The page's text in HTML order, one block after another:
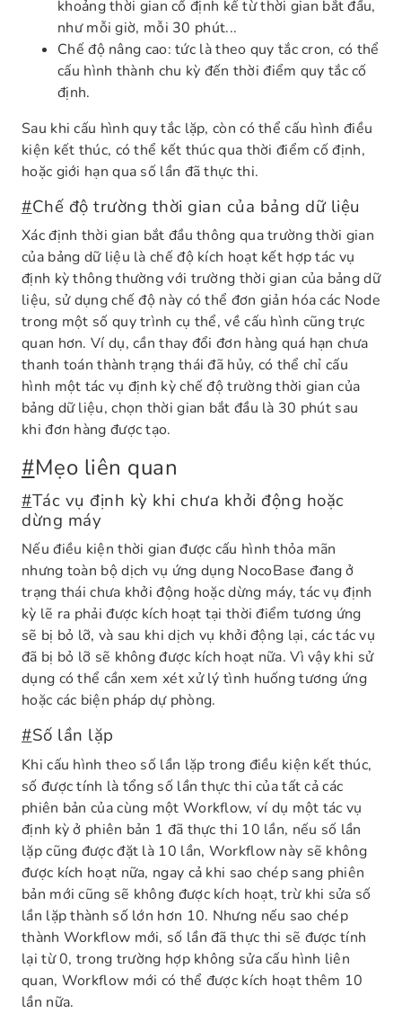
khoảng thời gian cố định kể từ thời gian bắt đầu,
như mỗi giờ, mỗi 30 phút...
Chế độ nâng cao: tức là theo quy tắc cron, có thể
cấu hình thành chu kỳ đến thời điểm quy tắc cố
định.
Sau khi cấu hình quy tắc lặp, còn có thể cấu hình điều
kiện kết thúc, có thể kết thúc qua thời điểm cố định,
hoặc giới hạn qua số lần đã thực thi.
#Chế độ trường thời gian của bảng dữ liệu
Xác định thời gian bắt đầu thông qua trường thời gian
của bảng dữ liệu là chế độ kích hoạt kết hợp tác vụ
định kỳ thông thường với trường thời gian của bảng dữ
liệu, sử dụng chế độ này có thể đơn giản hóa các Node
trong một số quy trình cụ thể, về cấu hình cũng trực
quan hơn. Ví dụ, cần thay đổi đơn hàng quá hạn chưa
thanh toán thành trạng thái đã hủy, có thể chỉ cấu
hình một tác vụ định kỳ chế độ trường thời gian của
bảng dữ liệu, chọn thời gian bắt đầu là 30 phút sau
khi đơn hàng được tạo.
#Mẹo liên quan
#Tác vụ định kỳ khi chưa khởi động hoặc
dừng máy
Nếu điều kiện thời gian được cấu hình thỏa mãn
nhưng toàn bộ dịch vụ ứng dụng NocoBase đang ở
trạng thái chưa khởi động hoặc dừng máy, tác vụ định
kỳ lẽ ra phải được kích hoạt tại thời điểm tương ứng
sẽ bị bỏ lỡ, và sau khi dịch vụ khởi động lại, các tác vụ
đã bị bỏ lỡ sẽ không được kích hoạt nữa. Vì vậy khi sử
dụng có thể cần xem xét xử lý tình huống tương ứng
hoặc các biện pháp dự phòng.
#Số lần lặp
Khi cấu hình theo số lần lặp trong điều kiện kết thúc,
số được tính là tổng số lần thực thi của tất cả các
phiên bản của cùng một Workflow, ví dụ một tác vụ
định kỳ ở phiên bản 1 đã thực thi 10 lần, nếu số lần
lặp cũng được đặt là 10 lần, Workflow này sẽ không
được kích hoạt nữa, ngay cả khi sao chép sang phiên
bản mới cũng sẽ không được kích hoạt, trừ khi sửa số
lần lặp thành số lớn hơn 10. Nhưng nếu sao chép
thành Workflow mới, số lần đã thực thi sẽ được tính
lại từ 0, trong trường hợp không sửa cấu hình liên
quan, Workflow mới có thể được kích hoạt thêm 10
lần nữa.